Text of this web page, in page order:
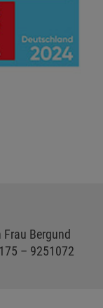
Bergund
– 9251072